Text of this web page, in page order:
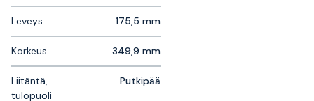
Leveys 175,5 mm
Korkeus 349,9 mm
Liitäntä,
tulopuoli
Putkipää